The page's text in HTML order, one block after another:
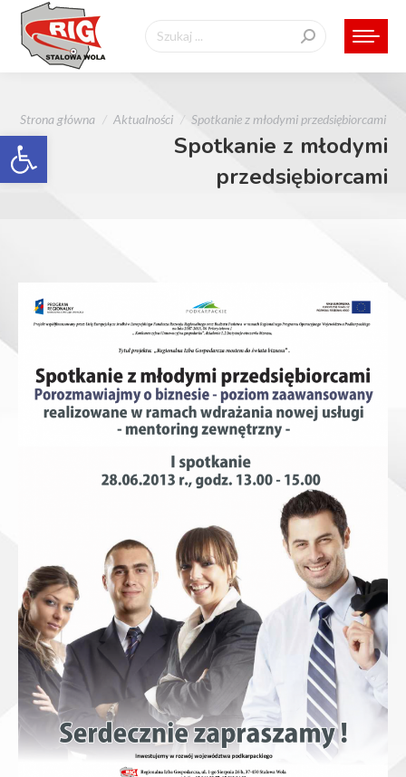
Otwórz pasek narzędzi
Szukaj:
Jesteś tutaj:
Strona główna Aktualności Spotkanie z młodymi przedsiębiorcami
Spotkanie z młodymi
przedsiębiorcami